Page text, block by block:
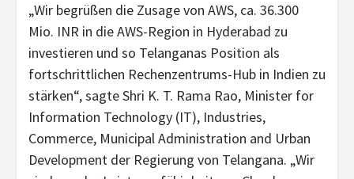
„Wir begrüßen die Zusage von AWS, ca. 36.300
Mio. INR in die AWS-Region in Hyderabad zu
investieren und so Telanganas Position als
fortschrittlichen Rechenzentrums-Hub in Indien zu
stärken“, sagte Shri K. T. Rama Rao, Minister for
Information Technology (IT), Industries,
Commerce, Municipal Administration and Urban
Development der Regierung von Telangana. „Wir